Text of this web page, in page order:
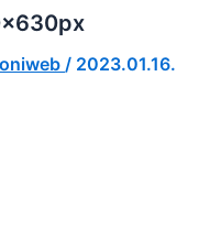
/ 2023.01.16.